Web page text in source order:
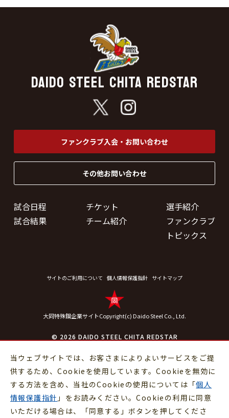
DAIDO STEEL CHITA REDSTAR
ファンクラブ入会・お問い合わせ
その他お問い合わせ
試合日程
試合結果
チケット
チーム紹介
選手紹介
ファンクラブ
トピックス
サイトのご利用について 個人情報保護指針 サイトマップ
大同特殊鋼企業サイトCopyright(c) Daido Steel Co., Ltd.
© 2026 DAIDO STEEL CHITA REDSTAR
当ウェブサイトでは、お客さまによりよいサービスをご提
供するため、Cookieを使用しています。Cookieを無効に
する方法を含め、当社のCookieの使用については「個人
情報保護指針 」をお読みください。Cookieの利用に同意
いただける場合は、「同意する」ボタンを押してくださ